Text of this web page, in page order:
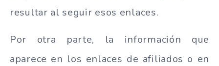
resultar al seguir esos enlaces.
Por otra parte, la información que
aparece en los enlaces de afiliados o en